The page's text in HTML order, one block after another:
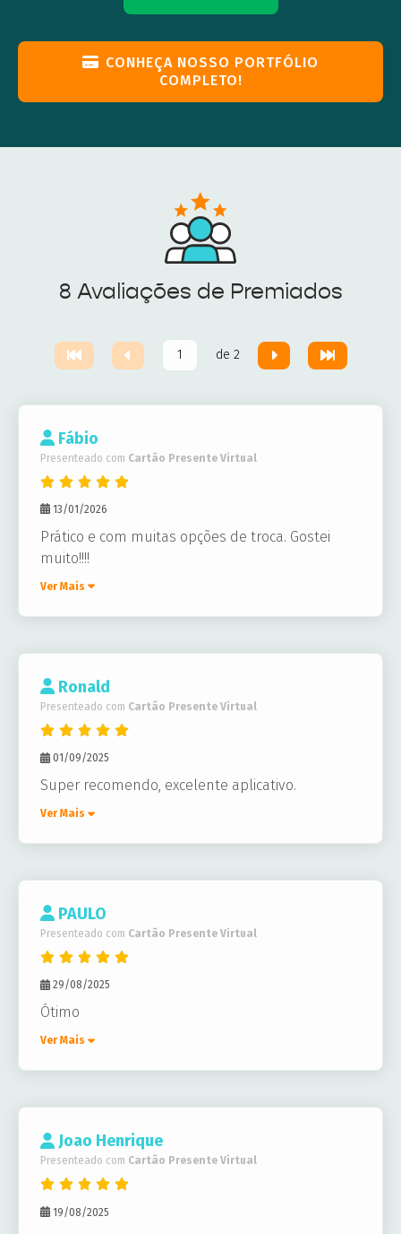
CONHEÇA NOSSO PORTFÓLIO
COMPLETO!
8 Avaliações de Premiados
de 2
Fábio
Presenteado com Cartão Presente Virtual
13/01/2026
Prático e com muitas opções de troca. Gostei
muito!!!!
Ver Mais
Ronald
Presenteado com Cartão Presente Virtual
01/09/2025
Super recomendo, excelente aplicativo.
Ver Mais
PAULO
Presenteado com Cartão Presente Virtual
29/08/2025
Ótimo
Ver Mais
Joao Henrique
Presenteado com Cartão Presente Virtual
19/08/2025